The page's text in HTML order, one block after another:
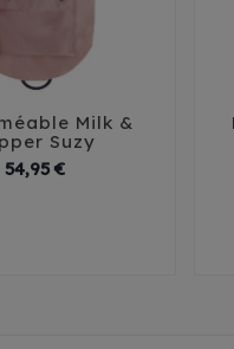
 
Milk &
Suzy
54,95 €Prix